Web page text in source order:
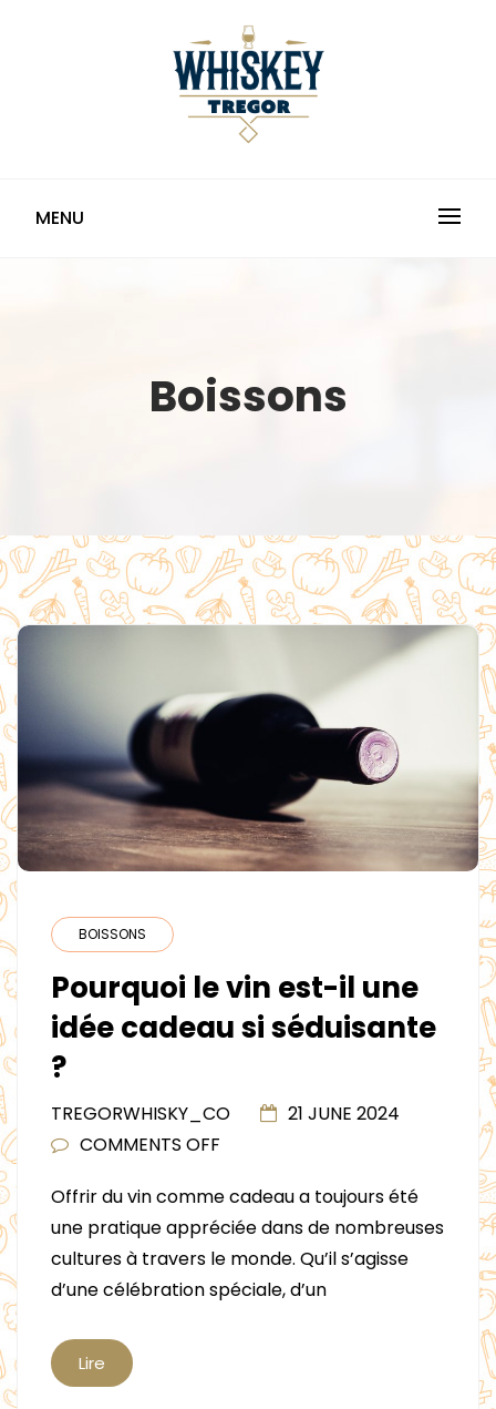
MENU
Boissons
BOISSONS
Pourquoi le vin est-il une
idée cadeau si séduisante
?
TREGORWHISKY_CO
21 JUNE 2024
COMMENTS OFF
LE
VIN
EST-
IL
Offrir du vin comme cadeau a toujours été
une pratique appréciée dans de nombreuses
cultures à travers le monde. Qu’il s’agisse
d’une célébration spéciale, d’un
Lire